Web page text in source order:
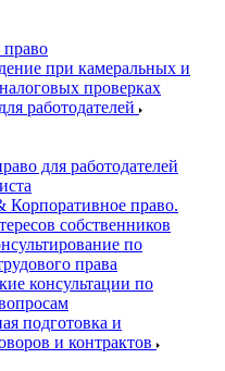
право
при камеральных и
проверках
работодателей
для работодателей
Корпоративное право.
собственников
по
права
консультации по
подготовка и
и контрактов